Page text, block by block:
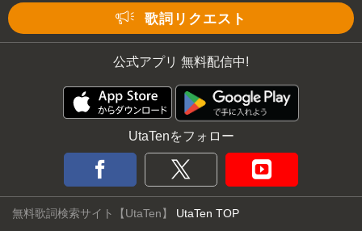
歌詞リクエスト
公式アプリ 無料配信中!
UtaTenをフォロー
無料歌詞検索サイト【UtaTen】 UtaTen TOP